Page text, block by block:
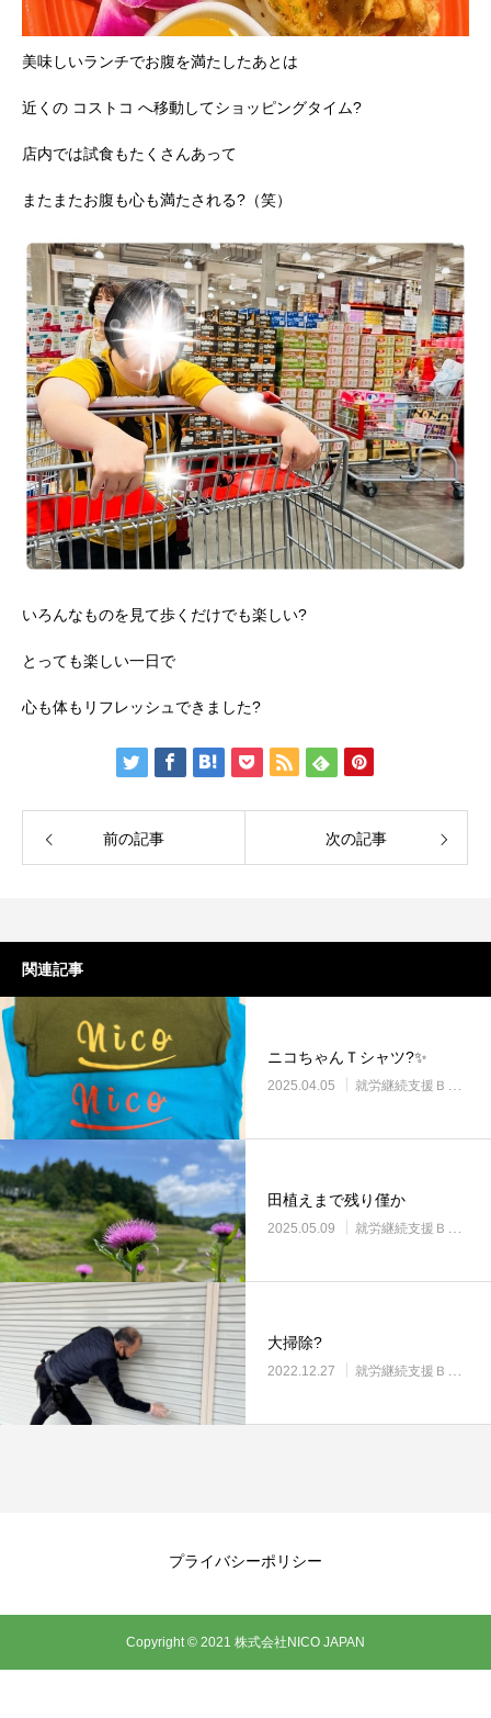
美味しいランチでお腹を満たしたあとは
近くの コストコ へ移動してショッピングタイム?
店内では試食もたくさんあって
またまたお腹も心も満たされる?（笑）
いろんなものを見て歩くだけでも楽しい?
とっても楽しい一日で
心も体もリフレッシュできました?
前の記事 次の記事
関連記事
ニコちゃんＴシャツ?✨
2025.04.05 就労継続支援Ｂ型・ニコプレイス
田植えまで残り僅か
2025.05.09 就労継続支援Ｂ型・ニコプレイス
大掃除?
2022.12.27 就労継続支援Ｂ型・ニコプレイス
プライバシーポリシー
Copyright © 2021 株式会社NICO JAPAN